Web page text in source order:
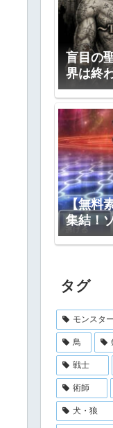
盲目の
界は終
ロット
【無料
集結！
インス
タグ
モンスタ
鳥
戦士
術師
犬・狼